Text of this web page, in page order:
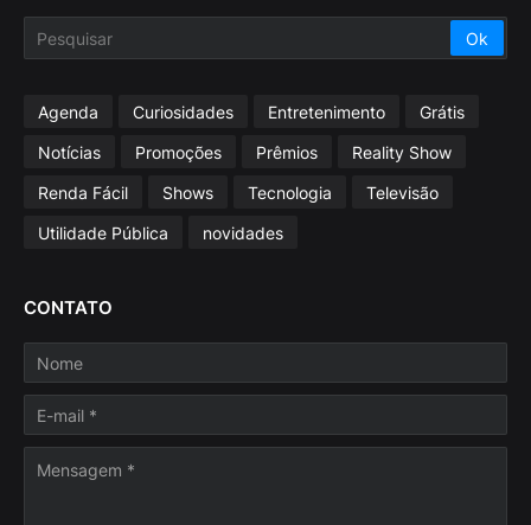
Agenda Curiosidades Entretenimento
Grátis
Notícias
Promoções Prêmios
Reality Show
Renda Fácil
Shows Tecnologia
Televisão
Utilidade Pública
novidades
CONTATO